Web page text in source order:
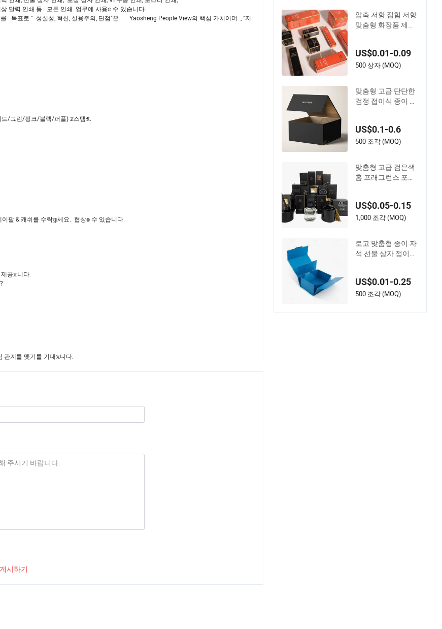
상 달력 인쇄 등 모든 인쇄 업무에 사용𝕠 수 있습니다.
표로 " 성실성, 혁신, 실용주의, 단점"은 Yaosheng People View의 핵심 가치이며 , "지
드/그린/핑크/블랙/퍼플) 𝕫스탬𝔄.
팔 & 캐쉬를 수락𝕘세요. 협상𝕠 수 있습니다.
공𝕩니다.
관계를 맺기를 기대𝕩니다.
시하기
압축 저항 접힘 저항
맞춤형 화장품 제품
US$0.01-0.09
500 상자 (MOQ)
맞춤형 고급 단단한
검정 접이식 종이 포
인 / 의류 / 의복 / 신
발 / 화장품용
US$0.1-0.6
500 조각 (MOQ)
맞춤형 고급 검은색
홈 프래그런스 포장
드 디퓨저 및 향수 병
포장
US$0.05-0.15
1,000 조각 (MOQ)
로고 맞춤형 종이 자
석 선물 상자 접이식
US$0.01-0.25
500 조각 (MOQ)